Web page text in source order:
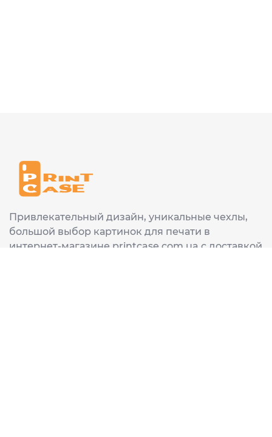
Привлекательный дизайн, уникальные чехлы,
большой выбор картинок для печати в
интернет-магазине printcase.com.ua с доставкой